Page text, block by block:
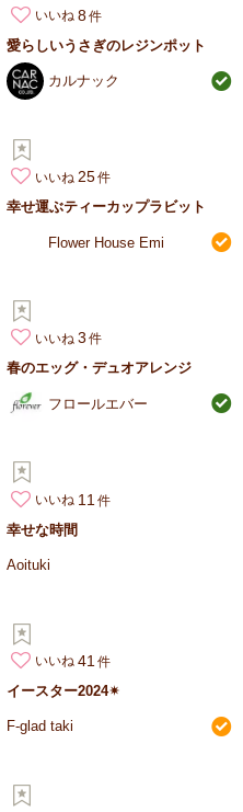
いいね 8
愛らしいうさぎのレジンポット
カルナック
いいね 25
幸せ運ぶティーカップラビット
Flower House Emi
いいね 3
春のエッグ・デュオアレンジ
フロールエバー
いいね 11
幸せな時間
Aoituki
いいね 41
イースター2024✴︎
F-glad taki